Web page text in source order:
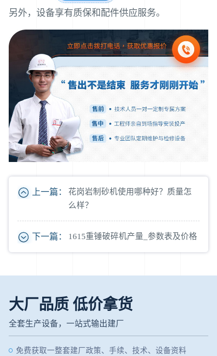
另外，设备享有质保和配件供应服务。
上一篇：
花岗岩制砂机使用哪种好？质量怎
么样？
下一篇： 1615重锤破碎机产量_参数表及价格
大厂品质 低价拿货
全套生产设备，一站式输出建厂
免费获取一整套建厂政策、手续、技术、设备资料